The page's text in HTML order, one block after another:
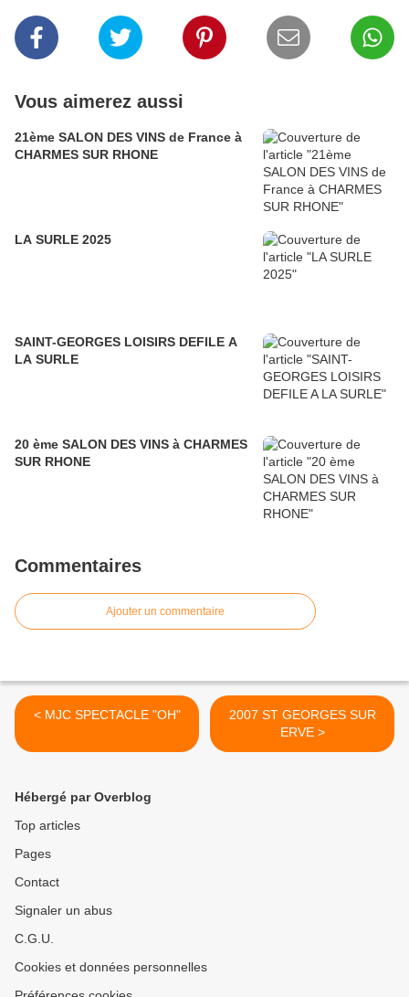
Vous aimerez aussi
21ème SALON DES VINS de France à
CHARMES SUR RHONE
LA SURLE 2025
SAINT-GEORGES LOISIRS DEFILE A
LA SURLE
20 ème SALON DES VINS à CHARMES
SUR RHONE
Commentaires
Ajouter un commentaire
< MJC SPECTACLE "OH"
2007 ST GEORGES SUR
ERVE >
Hébergé par Overblog
Top articles
Pages
Contact
Signaler un abus
C.G.U.
Cookies et données personnelles